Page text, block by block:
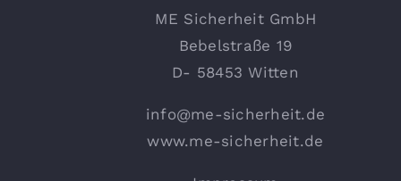
ME Sicherheit GmbH
Bebelstraße 19
D- 58453 Witten
info@me-sicherheit.de
www.me-sicherheit.de